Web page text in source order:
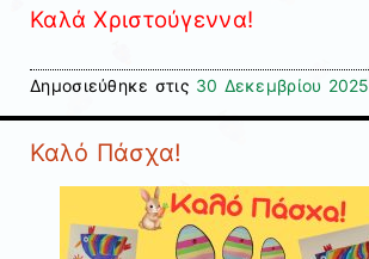
Καλά Χριστούγεννα!
Δημοσιεύθηκε στις 30 Δεκεμβρίου 2025
Καλό Πάσχα!